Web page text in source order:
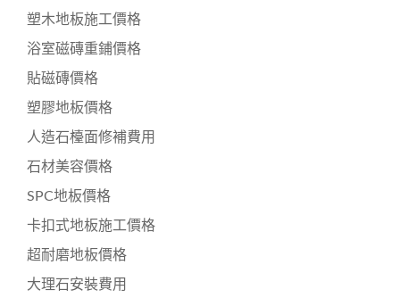
塑木地板施工價格
浴室磁磚重鋪價格
貼磁磚價格
塑膠地板價格
人造石檯面修補費用
石材美容價格
SPC地板價格
卡扣式地板施工價格
超耐磨地板價格
大理石安裝費用